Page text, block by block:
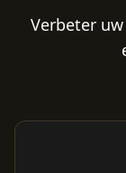
Verbeter